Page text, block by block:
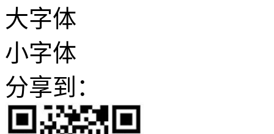
大字体
小字体
分享到：